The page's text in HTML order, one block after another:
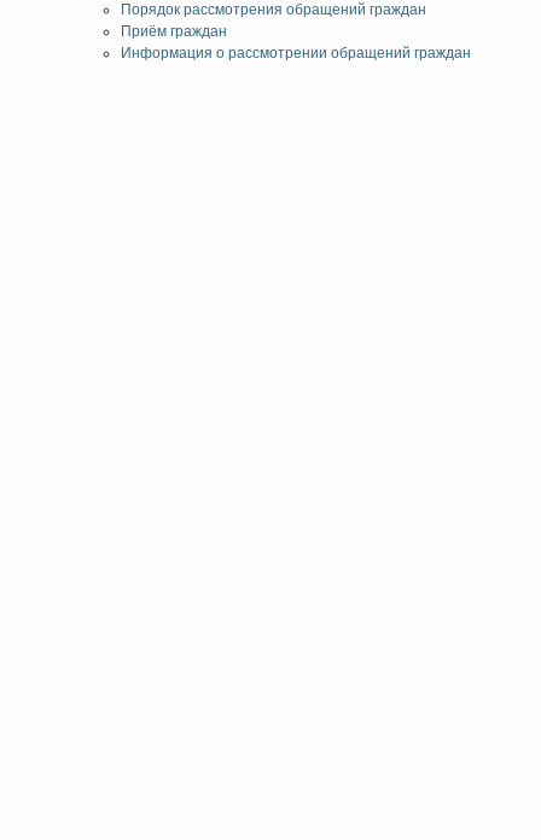
Порядок рассмотрения обращений граждан
Приём граждан
Информация о рассмотрении обращений граждан